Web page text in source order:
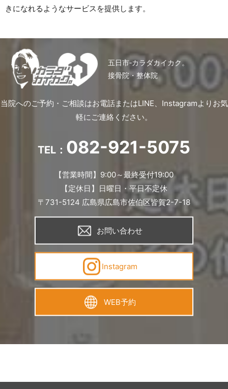
きになれるようなサービスを提供します。
五日市‐カラダカイカク。
接骨院・整体院
当院へのご予約・ご相談はお電話またはLINE、Instagramより お気
軽にご連絡ください。
TEL： 082-921-5075
【営業時間】9:00～最終受付19:00
【定休日】日曜日・平日不定休
〒731-5124 広島県広島市佐伯区皆賀2-7-18
お問い合わせ
Instagram
WEB予約